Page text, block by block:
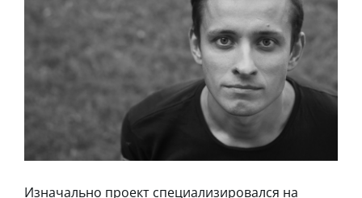
Изначально проект специализировался на